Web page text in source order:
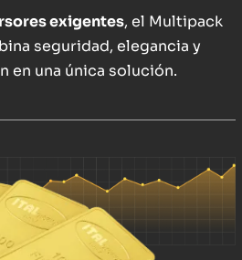
exigentes, el Multipack
seguridad, elegancia y
en una única solución.